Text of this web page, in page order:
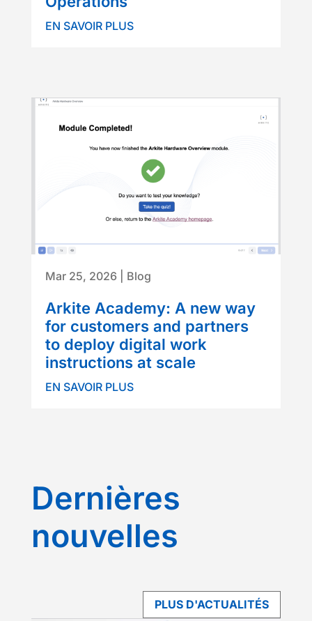
EN SAVOIR PLUS
Arkite Academy: A new way
for customers and partners
to deploy digital work
instructions at scale
Mar 25, 2026 Blog
EN SAVOIR PLUS
Dernières
nouvelles
PLUS D'ACTUALITÉS